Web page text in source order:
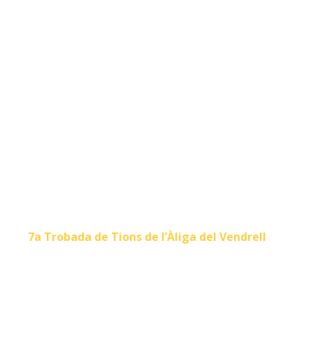
7a Trobada de Tions de l’Àliga del Vendrell